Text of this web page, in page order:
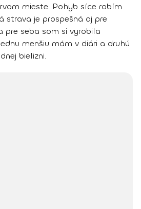
mieste. Pohyb síce robím
strava je prospešná aj pre
pre seba som si vyrobila
menšiu mám v diári a druhú
bielizni.